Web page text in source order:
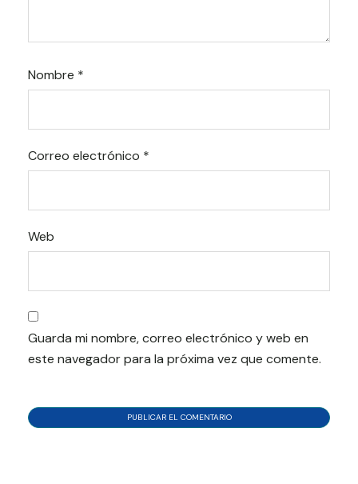
Nombre *
Correo electrónico *
Web
Guarda mi nombre, correo electrónico y web en
este navegador para la próxima vez que comente.